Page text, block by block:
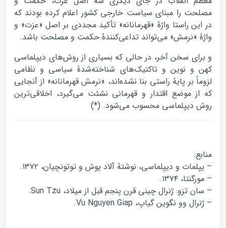
مصلحت را مبنای سیاست خارجی کشور اعلام کرده بودند که
در این راستا واژهٔ «قهرمانانه» تأکید مجددی بر اصل «عزت» و
واژهٔ «نرمش» می‌تواند تداعی‌کنندهٔ حکمت و مصلحت باشد.
و برای سخن آخر، در حالی که بسیاری از روش‌های دیپلماسی
کهن و نوین و تاکتیک‌های شناخته‌شدهٔ سیاسی و نظامی
لزوماً بر پایهٔ راستی بنا نشده‌اند، «نرمش قهرمانانه» از آنجایی
که از موضع اقتدار و قهرمانی نشئت می‌گیرد، اخلاقی‌ترین
روش دیپلماسی محسوب می‌شود. (*)
منابع:
– یپلمات و دیپلماسی، نوشتهٔ آلاد پوش و توتونچیان، ۱۳۷۲.
– مورگنتا، ۱۳۷۴.
– سان تزو: ژنرال چینی قرن پنجم قبل از میلاد، Sun Tzu.
– ژنرال وو نگوین گیاپ، Vu Nguyen Giap.